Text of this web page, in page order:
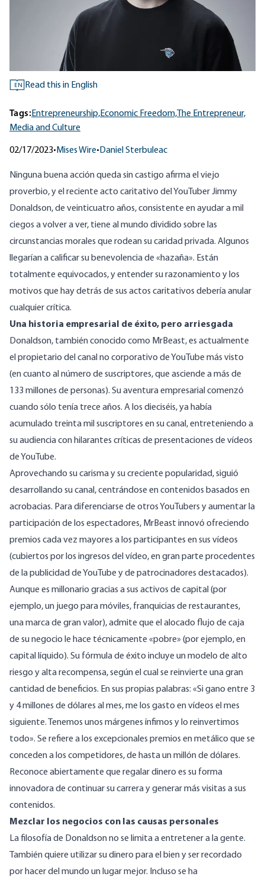
EN Read this in English
Tags:Entrepreneurship,Economic Freedom, The Entrepreneur,
Media and Culture
02/17/2023• Mises Wire• Daniel Sterbuleac
Ninguna buena acción queda sin castigo afirma el viejo
proverbio, y el reciente acto caritativo del YouTuber Jimmy
Donaldson, de veinticuatro años, consistente en ayudar a mil
ciegos a volver a ver, tiene al mundo dividido sobre las
circunstancias morales que rodean su caridad privada. Algunos
llegarían a calificar su benevolencia de «hazaña». Están
totalmente equivocados, y entender su razonamiento y los
motivos que hay detrás de sus actos caritativos debería anular
cualquier crítica.
Una historia empresarial de éxito, pero arriesgada
Donaldson, también conocido como MrBeast, es actualmente
el propietario del canal no corporativo de YouTube más visto
(en cuanto al número de suscriptores, que asciende a más de
133 millones de personas). Su aventura empresarial comenzó
cuando sólo tenía trece años. A los dieciséis, ya había
acumulado treinta mil suscriptores en su canal, entreteniendo a
su audiencia con hilarantes críticas de presentaciones de vídeos
de YouTube.
Aprovechando su carisma y su creciente popularidad, siguió
desarrollando su canal, centrándose en contenidos basados en
acrobacias. Para diferenciarse de otros YouTubers y aumentar la
participación de los espectadores, MrBeast innovó ofreciendo
premios cada vez mayores a los participantes en sus vídeos
(cubiertos por los ingresos del vídeo, en gran parte procedentes
de la publicidad de YouTube y de patrocinadores destacados).
Aunque es millonario gracias a sus activos de capital (por
ejemplo, un juego para móviles, franquicias de restaurantes,
una marca de gran valor), admite que el alocado flujo de caja
de su negocio le hace técnicamente «pobre» (por ejemplo, en
capital líquido). Su fórmula de éxito incluye un modelo de alto
riesgo y alta recompensa, según el cual se reinvierte una gran
cantidad de beneficios. En sus propias palabras: «Si gano entre 3
y 4 millones de dólares al mes, me los gasto en vídeos el mes
siguiente. Tenemos unos márgenes ínfimos y lo reinvertimos
todo». Se refiere a los excepcionales premios en metálico que se
conceden a los competidores, de hasta un millón de dólares.
Reconoce abiertamente que regalar dinero es su forma
innovadora de continuar su carrera y generar más visitas a sus
contenidos.
Mezclar los negocios con las causas personales
La filosofía de Donaldson no se limita a entretener a la gente.
También quiere utilizar su dinero para el bien y ser recordado
por hacer del mundo un lugar mejor. Incluso se ha